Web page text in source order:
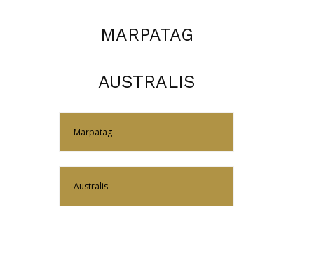
MARPATAG
AUSTRALIS
Más Información
Marpatag
Más Información
Australis